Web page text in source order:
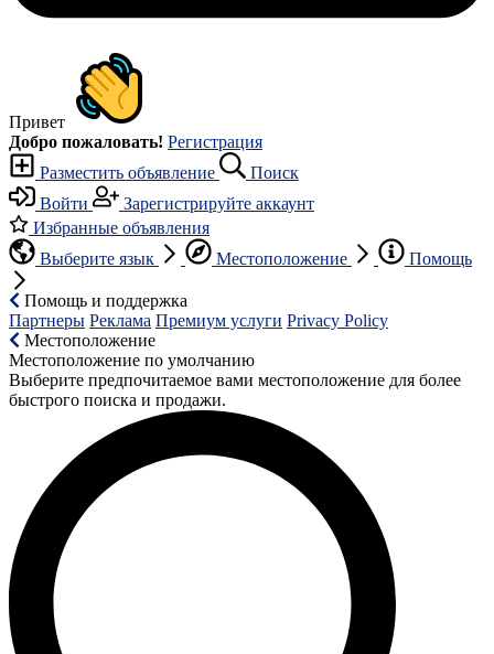
Привет
Добро пожаловать! Регистрация
Разместить объявление
Поиск
Войти
Зарегистрируйте аккаунт
Избранные объявления
Выберите язык
Местоположение Помощь
Помощь и поддержка
Партнеры Реклама Премиум услуги Privacy Policy
Местоположение
Местоположение по умолчанию
Выберите предпочитаемое вами местоположение для более
быстрого поиска и продажи.